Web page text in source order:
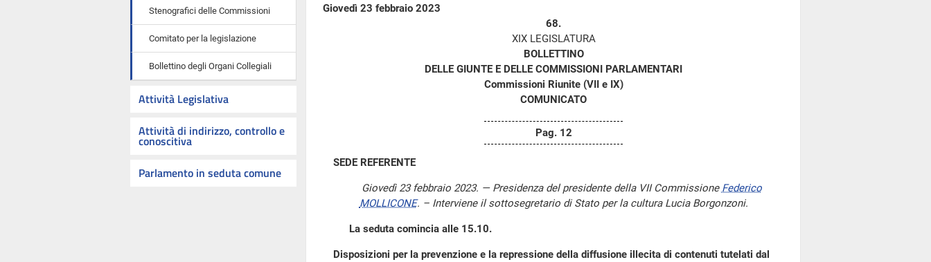
Stenografici delle Commissioni
Comitato per la legislazione
Bollettino degli Organi Collegiali
Attività Legislativa
Attività di indirizzo, controllo e
conoscitiva
Parlamento in seduta comune
Giovedì 23 febbraio 2023
68.
XIX LEGISLATURA
BOLLETTINO
DELLE GIUNTE E DELLE COMMISSIONI PARLAMENTARI
Commissioni Riunite (VII e IX)
COMUNICATO
Pag. 12
SEDE REFERENTE
Giovedì 23 febbraio 2023. — Presidenza del presidente della VII Commissione Federico
MOLLICONE. – Interviene il sottosegretario di Stato per la cultura Lucia Borgonzoni.
La seduta comincia alle 15.10.
Disposizioni per la prevenzione e la repressione della diffusione illecita di contenuti tutelati dal